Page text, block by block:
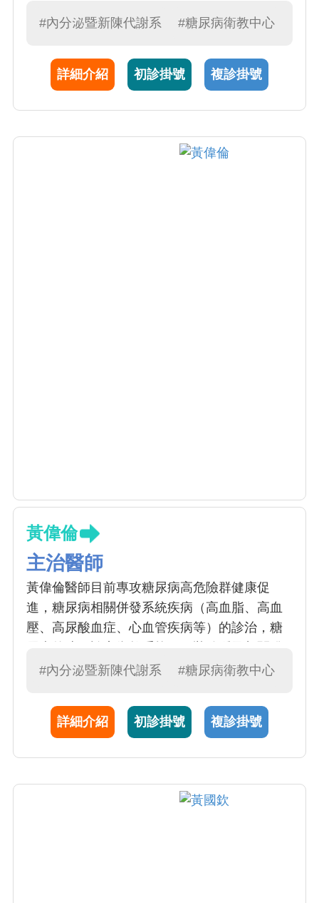
(低血鉀、低血鈉)及內分泌高血壓，王醫師是內
固酮症。
#內分泌暨新陳代謝系 #糖尿病衛教中心
詳細介紹 初診掛號 複診掛號
黃偉倫
主治醫師
黃偉倫醫師目前專攻糖尿病高危險群健康促
進，糖尿病相關併發系統疾病（高血脂、高血
壓、高尿酸血症、心血管疾病等）的診治，糖
炎疾病的預防治療。
#內分泌暨新陳代謝系 #糖尿病衛教中心
詳細介紹 初診掛號 複診掛號